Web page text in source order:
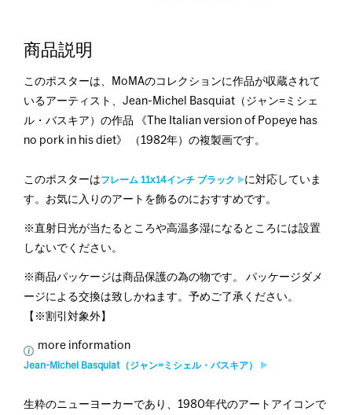
商品説明
このポスターは、MoMAのコレクションに作品が収蔵されて
いるアーティスト、Jean-Michel Basquiat（ジャン=ミシェ
ル・バスキア）の作品 《The Italian version of Popeye has
no pork in his diet》 （1982年）の複製画です。
このポスターはフレーム 11x14インチ ブラック
に対応していま
す。お気に入りのアートを飾るのにおすすめです。
※直射日光が当たるところや高温多湿になるところには設置
しないでください。
※商品パッケージは商品保護の為の物です。 パッケージダメ
ージによる交換は致しかねます。予めご了承ください。
【※割引対象外】
more information
Jean-Michel Basquiat（ジャン=ミシェル・バスキア）
生粋のニューヨーカーであり、1980年代のアートアイコンで